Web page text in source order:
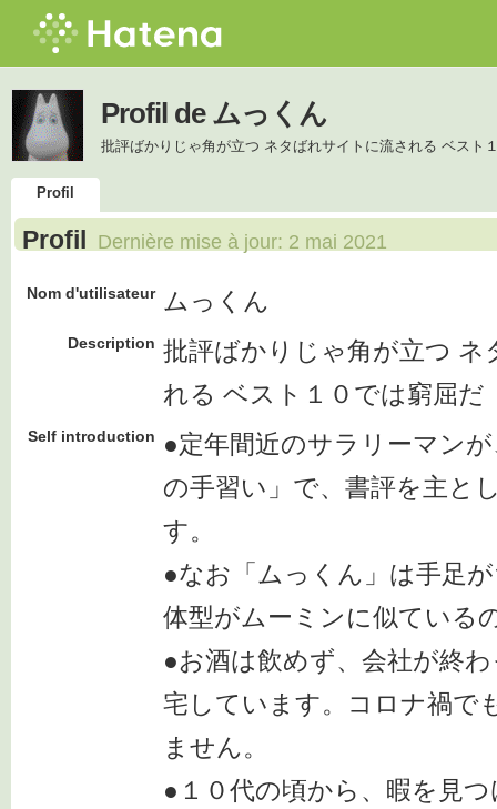
Profil de ムっくん
批評ばかりじゃ角が立つ ネタばれサイトに流される ベスト
Profil
Profil Dernière mise à jour: 2 mai 2021
Nom d'utilisateur ムっくん
Description 批評ばかりじゃ角が立つ ネ
れる ベスト１０では窮屈だ
Self introduction
●定年間近のサラリーマン
の手習い」で、書評を主と
す。
●なお「ムっくん」は手足
体型がムーミンに似ている
●お酒は飲めず、会社が終
宅しています。コロナ禍で
ません。
●１０代の頃から、暇を見